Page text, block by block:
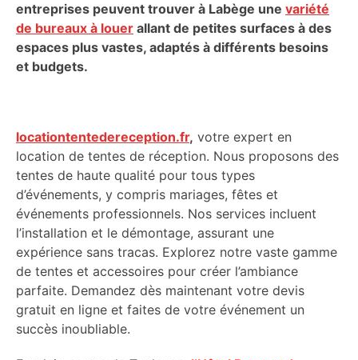
entreprises peuvent trouver à Labège une variété
de bureaux à louer allant de petites surfaces à des
espaces plus vastes, adaptés à différents besoins
et budgets.
locationtentedereception.fr, votre expert en
location de tentes de réception. Nous proposons des
tentes de haute qualité pour tous types
d’événements, y compris mariages, fêtes et
événements professionnels. Nos services incluent
l’installation et le démontage, assurant une
expérience sans tracas. Explorez notre vaste gamme
de tentes et accessoires pour créer l’ambiance
parfaite. Demandez dès maintenant votre devis
gratuit en ligne et faites de votre événement un
succès inoubliable.